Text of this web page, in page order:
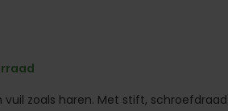
vuil zoals haren. Met stift,